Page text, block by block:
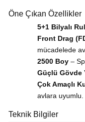
Öne Çıkan Özellikler
5+1 Bilyalı
Front Drag
mücadelede
2500 Boy–
Güçlü Gövde
Çok Amaçlı
avlara uyumlu.
Teknik Bilgiler